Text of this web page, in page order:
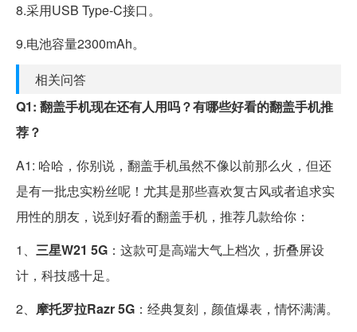
8.采用USB Type-C接口。
9.电池容量2300mAh。
相关问答
Q1: 翻盖手机现在还有人用吗？有哪些好看的翻盖手机推
荐？
A1: 哈哈，你别说，翻盖手机虽然不像以前那么火，但还
是有一批忠实粉丝呢！尤其是那些喜欢复古风或者追求实
用性的朋友，说到好看的翻盖手机，推荐几款给你：
1、 三星W21 5G ：这款可是高端大气上档次，折叠屏设
计，科技感十足。
2、 摩托罗拉Razr 5G ：经典复刻，颜值爆表，情怀满满。